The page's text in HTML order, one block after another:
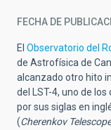
FECHA DE
El Observatorio del
de Astrofísica de
alcanzado otro hito
del LST-4, uno de
por sus siglas en
(Cherenkov